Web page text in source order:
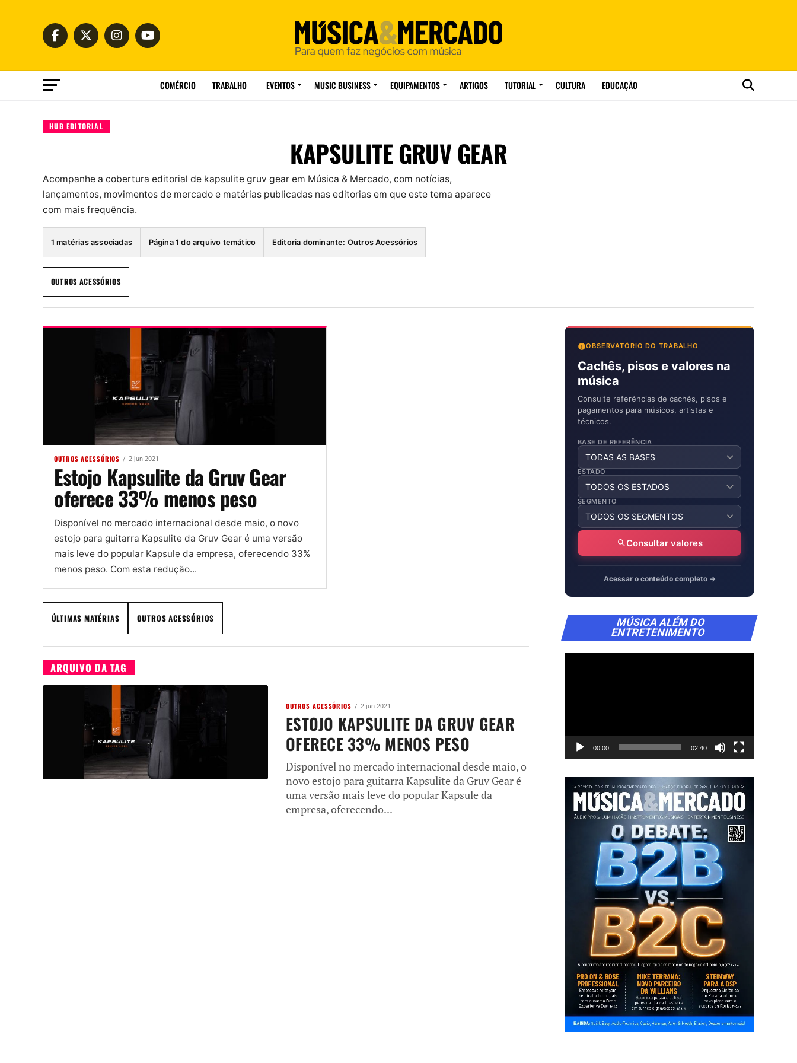
COMÉRCIO TRABALHO EVENTOS MUSIC BUSINESS EQUIPAMENTOS ARTIGOS TUTORIAL CULTURA EDUCAÇÃO
HUB EDITORIAL
KAPSULITE GRUV GEAR
Acompanhe a cobertura editorial de kapsulite gruv gear em Música & Mercado, com notícias,
lançamentos, movimentos de mercado e matérias publicadas nas editorias em que este tema aparece
com mais frequência.
1 matérias associadas Página 1 do arquivo temático Editoria dominante: Outros Acessórios
OUTROS ACESSÓRIOS
OUTROS ACESSÓRIOS 2 jun 2021
Estojo Kapsulite da Gruv Gear
oferece 33% menos peso
Disponível no mercado internacional desde maio, o novo
estojo para guitarra Kapsulite da Gruv Gear é uma versão
mais leve do popular Kapsule da empresa, oferecendo 33%
menos peso. Com esta redução...
ÚLTIMAS MATÉRIAS OUTROS ACESSÓRIOS
ARQUIVO DA TAG
OUTROS ACESSÓRIOS 2 jun 2021
ESTOJO KAPSULITE DA GRUV GEAR
OFERECE 33% MENOS PESO
Disponível no mercado internacional desde maio, o
novo estojo para guitarra Kapsulite da Gruv Gear é
uma versão mais leve do popular Kapsule da
empresa, oferecendo...
OBSERVATÓRIO DO TRABALHO
Cachês, pisos e valores na
música
Consulte referências de cachês, pisos e
pagamentos para músicos, artistas e
técnicos.
BASE DE REFERÊNCIA
ESTADO
SEGMENTO
Consultar valores
Acessar o conteúdo completo →
MÚSICA ALÉM DO
ENTRETENIMENTO
Tocador
de
00:00 02:40